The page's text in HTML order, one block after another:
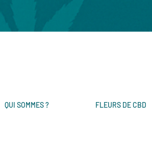
QUI SOMMES ? FLEURS DE CBD